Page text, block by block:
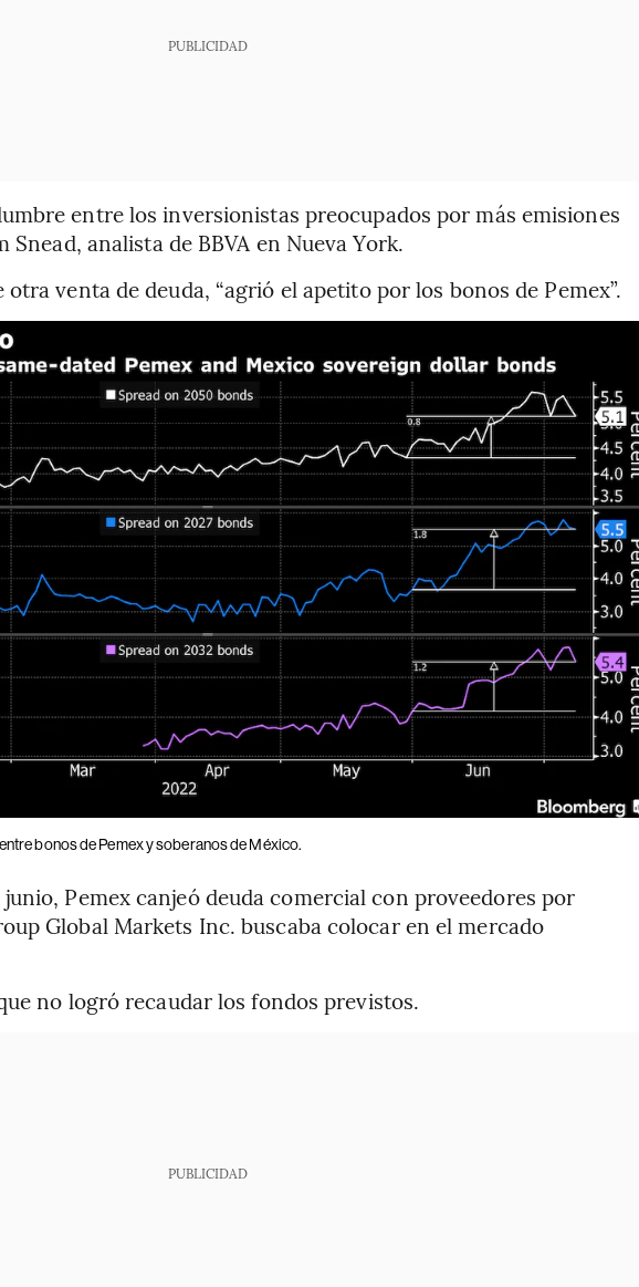
PUBLICIDAD
entre los inversionistas preocupados por más emisiones
Snead, analista de BBVA en Nueva York.
venta de deuda, “agrió el apetito por los bonos de Pemex”.
bonos de Pemex y soberanos de México.
Pemex canjeó deuda comercial con proveedores por
Global Markets Inc. buscaba colocar en el mercado
no logró recaudar los fondos previstos.
PUBLICIDAD